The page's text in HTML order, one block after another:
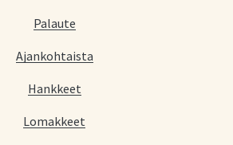
Palaute
Ajankohtaista
Hankkeet
Lomakkeet